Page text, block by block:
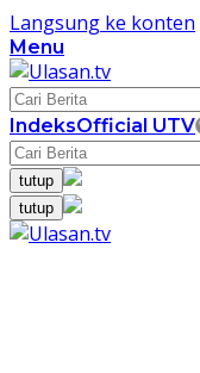
Langsung ke konten
Menu
IndeksOfficial UTV
tutup
tutup